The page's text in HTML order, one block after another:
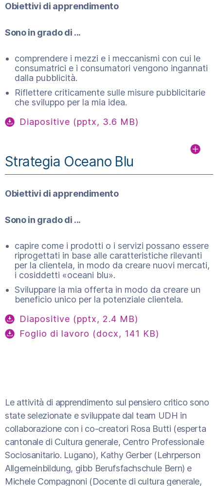
Obiettivi di apprendimento
Sono in grado di ...
comprendere i mezzi e i meccanismi con cui le
consumatrici e i consumatori vengono ingannati
dalla pubblicità.
Riflettere criticamente sulle misure pubblicitarie
che sviluppo per la mia idea.
Diapositive (pptx, 3.6 MB)
Strategia Oceano Blu
Obiettivi di apprendimento
Sono in grado di ...
capire come i prodotti o i servizi possano essere
riprogettati in base alle caratteristiche rilevanti
per la clientela, in modo da creare nuovi mercati,
i cosiddetti «oceani blu».
Sviluppare la mia offerta in modo da creare un
beneficio unico per la potenziale clientela.
Diapositive (pptx, 2.4 MB)
Foglio di lavoro (docx, 141 KB)
Le attività di apprendimento sul pensiero critico sono
state selezionate e sviluppate dal team UDH in
collaborazione con i co-creatori Rosa Butti (esperta
cantonale di Cultura generale, Centro Professionale
Sociosanitario. Lugano), Kathy Gerber (Lehrperson
Allgemeinbildung, gibb Berufsfachschule Bern) e
Michele Compagnoni (Docente di cultura generale,